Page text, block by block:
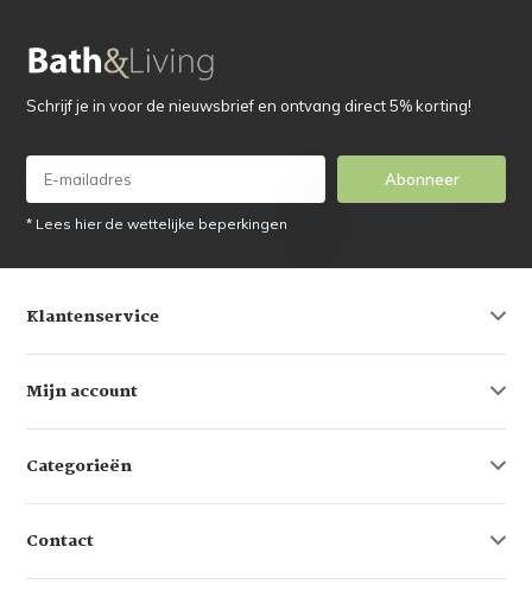
Schrijf je in voor de nieuwsbrief en ontvang direct 5% korting!
Abonneer
* Lees hier de wettelijke beperkingen
Klantenservice
Mijn account
Categorieën
Contact